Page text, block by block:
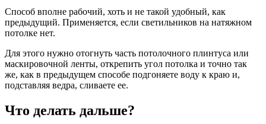
Способ вполне рабочий, хоть и не такой удобный, как
предыдущий. Применяется, если светильников на натяжном
потолке нет.
Для этого нужно отогнуть часть потолочного плинтуса или
маскировочной ленты, открепить угол потолка и точно так
же, как в предыдущем способе подгоняете воду к краю и,
подставляя ведра, сливаете ее.
Что делать дальше?